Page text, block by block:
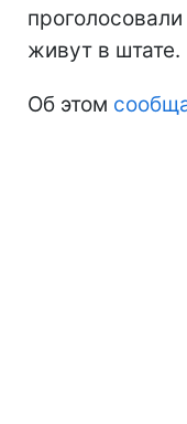
живут в штате.
Об этом